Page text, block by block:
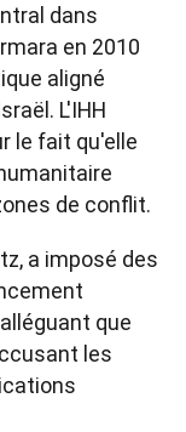
dans
en 2010
aligné
L'IHH
le fait qu'elle
de conflit.
a imposé des
que
les